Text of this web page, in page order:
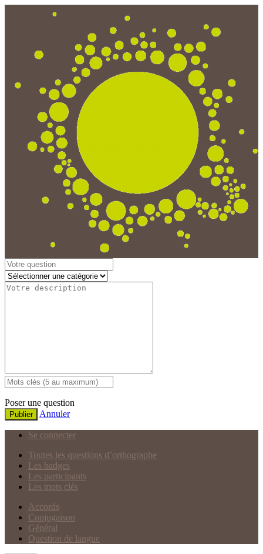
Poser une question
Publier Annuler
Se connecter
Toutes les questions d’orthographe
Les badges
Les participants
Les mots clés
Accords
Conjugaison
Général
Question de langue